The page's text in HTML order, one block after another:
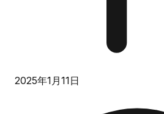
2025年1月11日